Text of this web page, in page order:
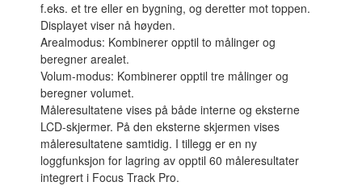
f.eks. et tre eller en bygning, og deretter mot toppen.
Displayet viser nå høyden.
Arealmodus: Kombinerer opptil to målinger og
beregner arealet.
Volum-modus: Kombinerer opptil tre målinger og
beregner volumet.
Måleresultatene vises på både interne og eksterne
LCD-skjermer. På den eksterne skjermen vises
måleresultatene samtidig. I tillegg er en ny
loggfunksjon for lagring av opptil 60 måleresultater
integrert i Focus Track Pro.